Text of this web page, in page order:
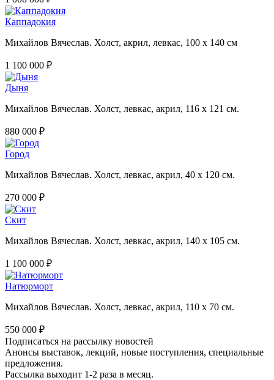
Каппадокия
Михайлов Вячеслав. Холст, акрил, левкас, 100 х 140 см
1 100 000 ₽
Дыня
Михайлов Вячеслав. Холст, левкас, акрил, 116 х 121 см.
880 000 ₽
Город
Михайлов Вячеслав. Холст, левкас, акрил, 40 х 120 см.
270 000 ₽
Скит
Михайлов Вячеслав. Холст, левкас, акрил, 140 х 105 см.
1 100 000 ₽
Натюрморт
Михайлов Вячеслав. Холст, левкас, акрил, 110 х 70 см.
550 000 ₽
Подписаться на рассылку новостей
Анонсы выставок, лекций, новые поступления, специальные
предложения.
Рассылка выходит 1-2 раза в месяц.